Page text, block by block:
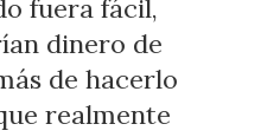
fuera fácil,
dinero de
de hacerlo
realmente